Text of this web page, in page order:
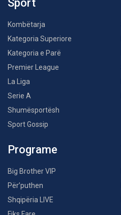
Sport
Kombëtarja
Kategoria Superiore
Kategoria e Parë
Premier League
La Liga
Serie A
Shumësportësh
Sport Gossip
Programe
Big Brother VIP
Për’puthen
Shqipëria LIVE